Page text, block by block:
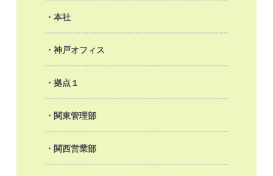
本社
神戸オフィス
拠点１
関東管理部
関西営業部